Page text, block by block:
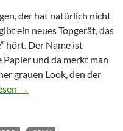
der hat natürlich nicht
ein neues Topgerät, das
hört. Der Name ist
und da merkt man
grauen Look, den der
kindle, kobo und Co.
→